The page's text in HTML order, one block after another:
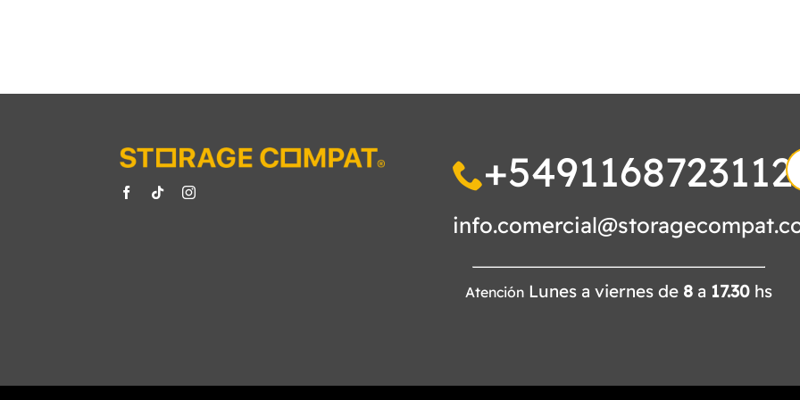
+5491168723112
Atención Lunes a viernes de 8 a 17.30 hs